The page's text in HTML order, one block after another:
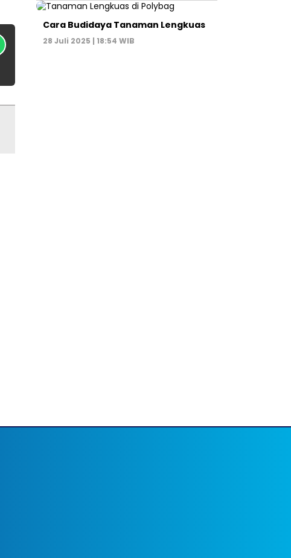
Cara Budidaya Tanaman Lengkuas
28 Juli 2025 | 18:54 WIB